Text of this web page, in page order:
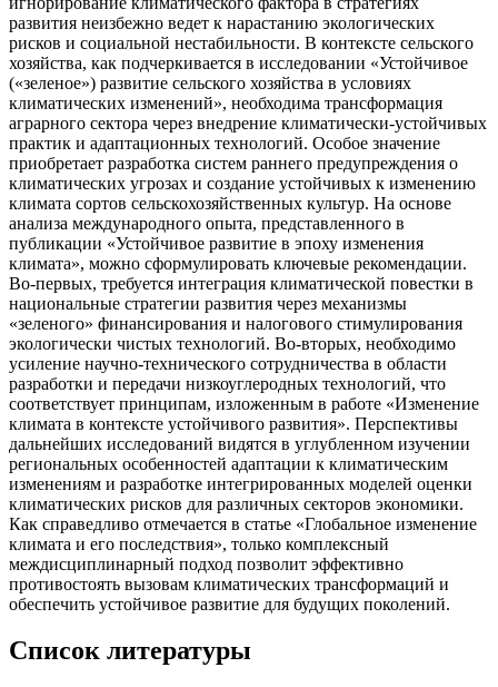
развития неизбежно ведет к нарастанию экологических
рисков и социальной нестабильности. В контексте сельского
хозяйства, как подчеркивается в исследовании «Устойчивое
(«зеленое») развитие сельского хозяйства в условиях
климатических изменений», необходима трансформация
аграрного сектора через внедрение климатически-устойчивых
практик и адаптационных технологий. Особое значение
приобретает разработка систем раннего предупреждения о
климатических угрозах и создание устойчивых к изменению
климата сортов сельскохозяйственных культур. На основе
анализа международного опыта, представленного в
публикации «Устойчивое развитие в эпоху изменения
климата», можно сформулировать ключевые рекомендации.
Во-первых, требуется интеграция климатической повестки в
национальные стратегии развития через механизмы
«зеленого» финансирования и налогового стимулирования
экологически чистых технологий. Во-вторых, необходимо
усиление научно-технического сотрудничества в области
разработки и передачи низкоуглеродных технологий, что
соответствует принципам, изложенным в работе «Изменение
климата в контексте устойчивого развития». Перспективы
дальнейших исследований видятся в углубленном изучении
региональных особенностей адаптации к климатическим
изменениям и разработке интегрированных моделей оценки
климатических рисков для различных секторов экономики.
Как справедливо отмечается в статье «Глобальное изменение
климата и его последствия», только комплексный
междисциплинарный подход позволит эффективно
противостоять вызовам климатических трансформаций и
обеспечить устойчивое развитие для будущих поколений.
Список литературы